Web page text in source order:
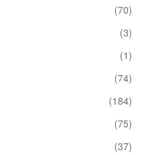
(70)
(3)
(1)
(74)
(184)
(75)
(37)